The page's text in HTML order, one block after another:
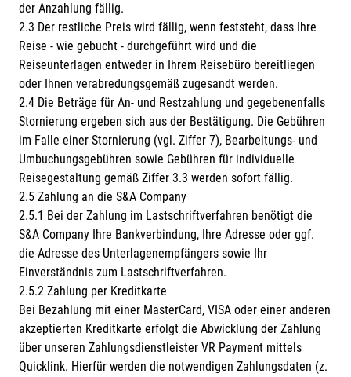
der Anzahlung fällig.
2.3 Der restliche Preis wird fällig, wenn feststeht, dass Ihre
Reise - wie gebucht - durchgeführt wird und die
Reiseunterlagen entweder in Ihrem Reisebüro bereitliegen
oder Ihnen verabredungsgemäß zugesandt werden.
2.4 Die Beträge für An- und Restzahlung und gegebenenfalls
Stornierung ergeben sich aus der Bestätigung. Die Gebühren
im Falle einer Stornierung (vgl. Ziffer 7), Bearbeitungs- und
Umbuchungsgebühren sowie Gebühren für individuelle
Reisegestaltung gemäß Ziffer 3.3 werden sofort fällig.
2.5 Zahlung an die S&A Company
2.5.1 Bei der Zahlung im Lastschriftverfahren benötigt die
S&A Company Ihre Bankverbindung, Ihre Adresse oder ggf.
die Adresse des Unterlagenempfängers sowie Ihr
Einverständnis zum Lastschriftverfahren.
2.5.2 Zahlung per Kreditkarte
Bei Bezahlung mit einer MasterCard, VISA oder einer anderen
akzeptierten Kreditkarte erfolgt die Abwicklung der Zahlung
über unseren Zahlungsdienstleister VR Payment mittels
Quicklink. Hierfür werden die notwendigen Zahlungsdaten (z.